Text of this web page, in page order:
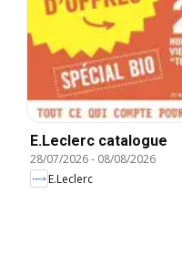
E.Leclerc catalogue
28/07/2026- 08/08/2026
E.Leclerc